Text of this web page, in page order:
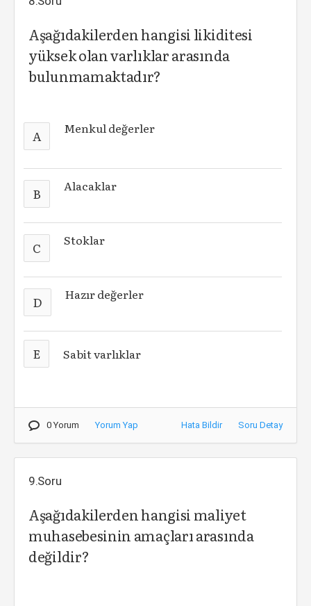
Aşağıdakilerden hangisi likiditesi
yüksek olan varlıklar arasında
bulunmamaktadır?
A Menkul değerler
B Alacaklar
C Stoklar
D Hazır değerler
E Sabit varlıklar
0 Yorum Yorum Yap Hata Bildir Soru Detay
9.Soru
Aşağıdakilerden hangisi maliyet
muhasebesinin amaçları arasında
değildir?